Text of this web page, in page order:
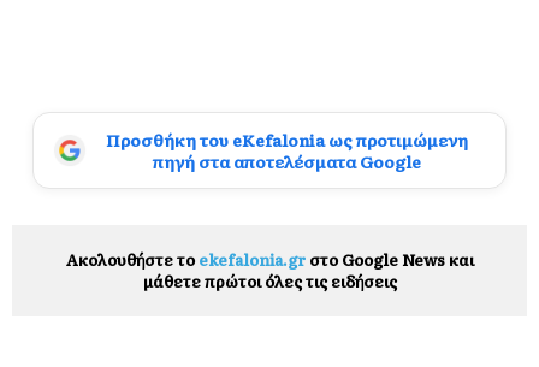
Προσθήκη του eKefalonia ως προτιμώμενη
πηγή στα αποτελέσματα Google
Ακολουθήστε το ekefalonia.grστο Google News και
μάθετε πρώτοι όλες τις ειδήσεις